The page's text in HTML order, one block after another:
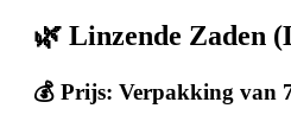
🌿 Linzende Zaden
💰 Prijs: Verpakking van